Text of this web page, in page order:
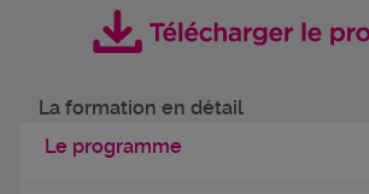
La formation en détail
Le programme